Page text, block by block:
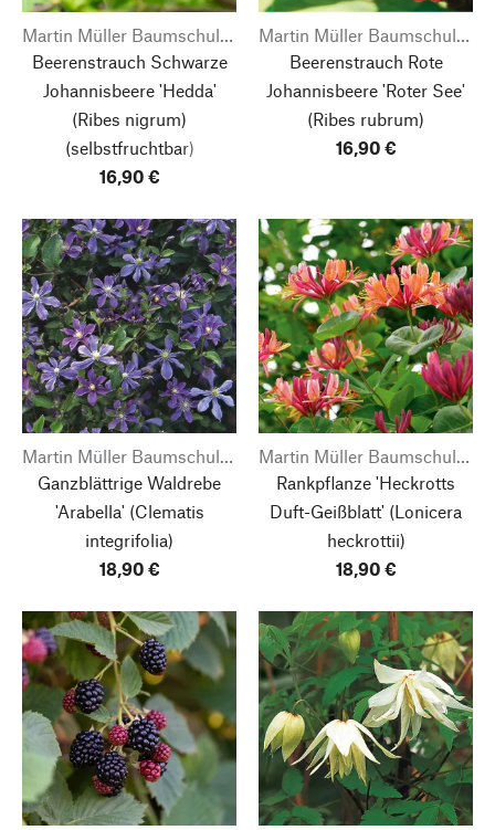
Martin Müller Baumschulen
Beerenstrauch Schwarze
Johannisbeere 'Hedda'
(Ribes nigrum)
(selbstfruchtbar)
16,90 €
Martin Müller Baumschulen
Beerenstrauch Rote
Johannisbeere 'Roter See'
(Ribes rubrum)
16,90 €
Martin Müller Baumschulen
Ganzblättrige Waldrebe
'Arabella'(Clematis
integrifolia)
18,90 €
Martin Müller Baumschulen
Rankpflanze 'Heckrotts
Duft-Geißblatt' (Lonicera
heckrottii)
18,90 €